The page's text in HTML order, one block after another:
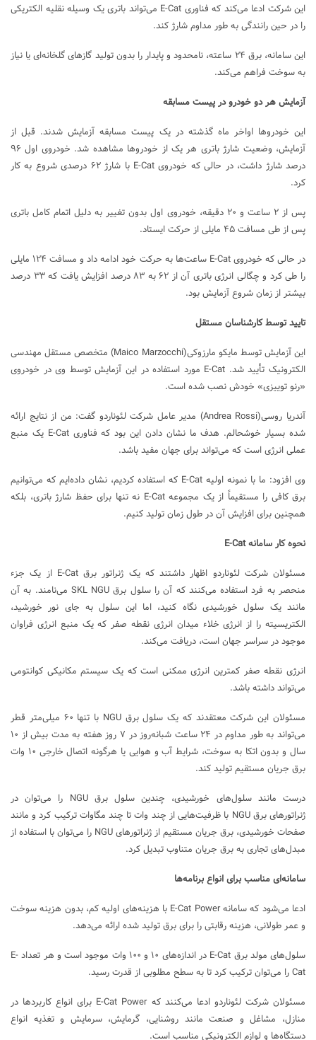
این شرکت ادعا می‌کند که فناوری E-Cat می‌تواند باتری یک وسیله نقلیه الکتریکی
را در حین رانندگی به طور مداوم شارژ کند.
این سامانه، برق ۲۴ ساعته، نامحدود و پایدار را بدون تولید گازهای گلخانه‌ای یا نیاز
به سوخت فراهم می‌کند.
آزمایش هر دو خودرو در پیست مسابقه
این خودروها اواخر ماه گذشته در یک پیست مسابقه آزمایش شدند. قبل از
آزمایش، وضعیت شارژ باتری هر یک از خودروها مشاهده شد. خودروی اول ۹۶
درصد شارژ داشت، در حالی که خودروی E-Cat با شارژ ۶۲ درصدی شروع به کار
کرد.
پس از ۲ ساعت و ۲۰ دقیقه، خودروی اول بدون تغییر به دلیل اتمام کامل باتری
پس از طی مسافت ۴۵ مایلی از حرکت ایستاد.
در حالی که خودروی E-Cat ساعت‌ها به حرکت خود ادامه داد و مسافت ۱۲۴ مایلی
را طی کرد و چگالی انرژی باتری آن از ۶۲ به ۸۳ درصد افزایش یافت که ۳۳ درصد
بیشتر از زمان شروع آزمایش بود.
تایید توسط کارشناسان مستقل
این آزمایش توسط مایکو مارزوکی(Maico Marzocchi) متخصص مستقل مهندسی
الکترونیک تأیید شد. E-Cat مورد استفاده در این آزمایش توسط وی در خودروی
«رنو توییزی» خودش نصب شده است.
آندریا روسی(Andrea Rossi) مدیر عامل شرکت لئوناردو گفت: من از نتایج ارائه
شده بسیار خوشحالم. هدف ما نشان دادن این بود که فناوری E-Cat یک منبع
عملی انرژی است که می‌تواند برای جهان مفید باشد.
وی افزود: ما با نمونه اولیه E-Cat که استفاده کردیم، نشان داده‌ایم که می‌توانیم
برق کافی را مستقیماً از یک مجموعه E-Cat نه تنها برای حفظ شارژ باتری، بلکه
همچنین برای افزایش آن در طول زمان تولید کنیم.
نحوه کار سامانه E-Cat
مسئولان شرکت لئوناردو اظهار داشتند که یک ژنراتور برق E-Cat از یک جزء
منحصر به فرد استفاده می‌کنند که آن را سلول برق SKL NGU می‌نامند. به آن
مانند یک سلول خورشیدی نگاه کنید، اما این سلول به جای نور خورشید،
الکتریسیته را از انرژی خلاء میدان انرژی نقطه صفر که یک منبع انرژی فراوان
موجود در سراسر جهان است، دریافت می‌کند.
انرژی نقطه صفر کمترین انرژی ممکنی است که یک سیستم مکانیکی کوانتومی
می‌تواند داشته باشد.
مسئولان این شرکت معتقدند که یک سلول برق NGU با تنها ۶۰ میلی‌متر قطر
می‌تواند به طور مداوم در ۲۴ ساعت شبانه‌روز در ۷ روز هفته به مدت بیش از ۱۰
سال و بدون اتکا به سوخت، شرایط آب و هوایی یا هرگونه اتصال خارجی ۱۰ وات
برق جریان مستقیم تولید کند.
درست مانند سلول‌های خورشیدی، چندین سلول برق NGU را می‌توان در
ژنراتورهای برق NGU با ظرفیت‌هایی از چند وات تا چند مگاوات ترکیب کرد و مانند
صفحات خورشیدی، برق جریان مستقیم از ژنراتورهای NGU را می‌توان با استفاده از
مبدل‌های تجاری به برق جریان متناوب تبدیل کرد.
سامانه‌ای مناسب برای انواع برنامه‌ها
ادعا می‌شود که سامانه E-Cat Power با هزینه‌های اولیه کم، بدون هزینه سوخت
و عمر طولانی، هزینه رقابتی را برای برق تولید شده ارائه می‌دهد.
سلول‌های مولد برق E-Cat در اندازه‌های ۱۰ و ۱۰۰ وات موجود است و هر تعداد E-
Cat را می‌توان ترکیب کرد تا به سطح مطلوبی از قدرت رسید.
مسئولان شرکت لئوناردو ادعا می‌کنند که E-Cat Power برای انواع کاربردها در
منازل، مشاغل و صنعت مانند روشنایی، گرمایش، سرمایش و تغذیه انواع
دستگاه‌ها و لوازم الکترونیکی مناسب است.